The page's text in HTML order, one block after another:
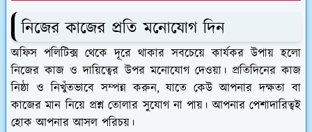
নিজের কাজের প্রতি মনোযোগ দিন
অফিস পলিটিক্স থেকে দূরে থাকার সবচেয়ে কার্যকর উপায় হলো
নিজের কাজ ও দায়িত্বের উপর মনোযোগ দেওয়া। প্রতিদিনের কাজ
নিষ্ঠা ও নিখুঁতভাবে সম্পন্ন করুন, যাতে কেউ আপনার দক্ষতা বা
কাজের মান নিয়ে প্রশ্ন তোলার সুযোগ না পায়। আপনার পেশাদারিত্বই
হোক আপনার আসল পরিচয়।